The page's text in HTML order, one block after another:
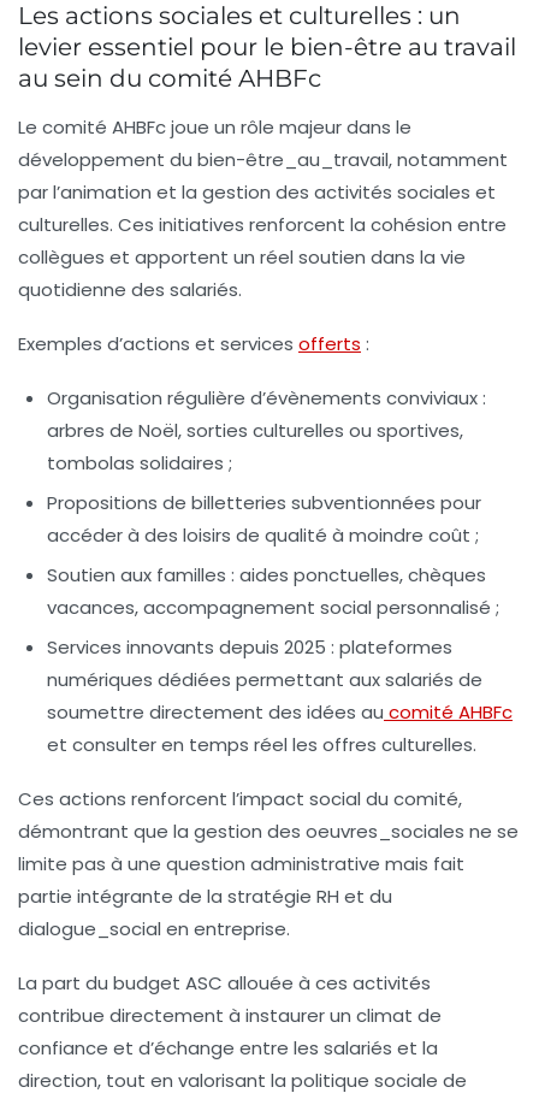
Les actions sociales et culturelles : un
levier essentiel pour le bien-être au travail
au sein du comité AHBFc
Le comité AHBFc joue un rôle majeur dans le
développement du bien-être_au_travail, notamment
par l’animation et la gestion des activités sociales et
culturelles. Ces initiatives renforcent la cohésion entre
collègues et apportent un réel soutien dans la vie
quotidienne des salariés.
Exemples d’actions et services offerts :
Organisation régulière d’évènements conviviaux :
arbres de Noël, sorties culturelles ou sportives,
tombolas solidaires ;
Propositions de billetteries subventionnées pour
accéder à des loisirs de qualité à moindre coût ;
Soutien aux familles : aides ponctuelles, chèques
vacances, accompagnement social personnalisé ;
Services innovants depuis 2025 : plateformes
numériques dédiées permettant aux salariés de
soumettre directement des idées au comité AHBFc
et consulter en temps réel les offres culturelles.
Ces actions renforcent l’impact social du comité,
démontrant que la gestion des oeuvres_sociales ne se
limite pas à une question administrative mais fait
partie intégrante de la stratégie RH et du
dialogue_social en entreprise.
La part du budget ASC allouée à ces activités
contribue directement à instaurer un climat de
confiance et d’échange entre les salariés et la
direction, tout en valorisant la politique sociale de